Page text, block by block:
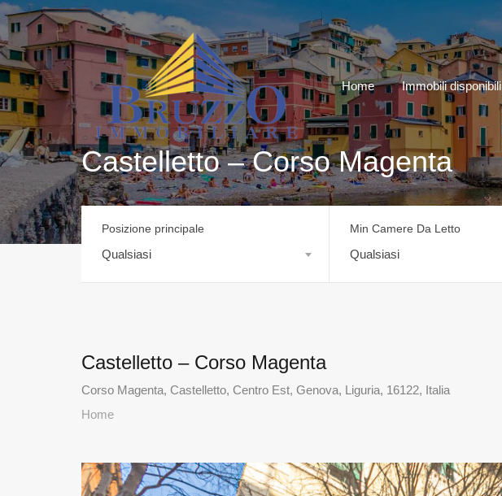
Home Immobili disponibili
Castelletto – Corso Magenta
Posizione principale
Qualsiasi
Min Camere Da Letto
Qualsiasi
Castelletto – Corso Magenta
Corso Magenta, Castelletto, Centro Est, Genova, Liguria, 16122, Italia
Home